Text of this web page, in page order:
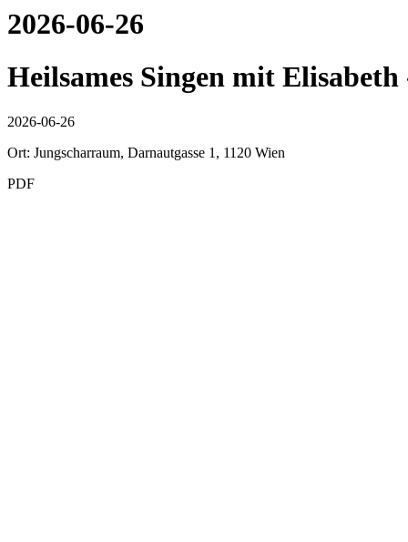
2026-06-26
Heilsames Singen mit
2026-06-26
Ort: Jungscharraum, Darnautgasse 1, 1120 Wien
PDF